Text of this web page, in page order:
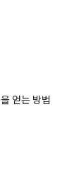
얻는 방법